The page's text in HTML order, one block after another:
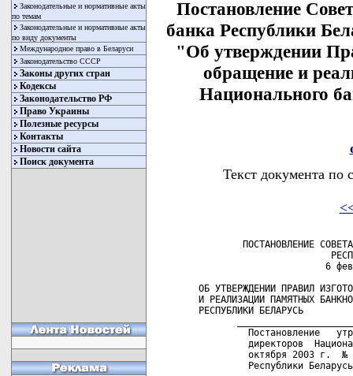
Законодательные и нормативные акты
по темам
Законодательные и нормативные акты
по виду документы
Международное право в Беларуси
Законодательство СССР
Законы других стран
Кодексы
Законодательство РФ
Право Украины
Полезные ресурсы
Контакты
Новости сайта
Поиск документа
Постановление
банка Республики
"Об утверждении
обращение и
Национального
Текст документа по
ПОСТАНОВЛЕНИЕ
6
ОБ УТВЕРЖДЕНИИ ПРАВИЛ
И РЕАЛИЗАЦИИ ПАМЯТНЫХ
РЕСПУБЛИКИ БЕЛАРУСЬ
Постановление
директоров
октября 2003 г.  №
Республики